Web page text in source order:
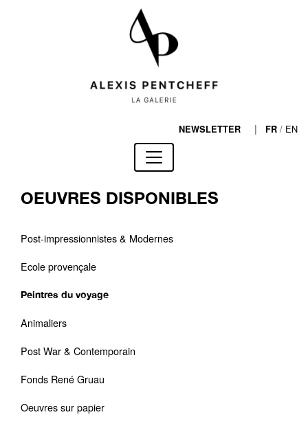
NEWSLETTER | FR / EN
OEUVRES DISPONIBLES
Post-impressionnistes & Modernes
Ecole provençale
Peintres du voyage
Animaliers
Post War & Contemporain
Fonds René Gruau
Oeuvres sur papier